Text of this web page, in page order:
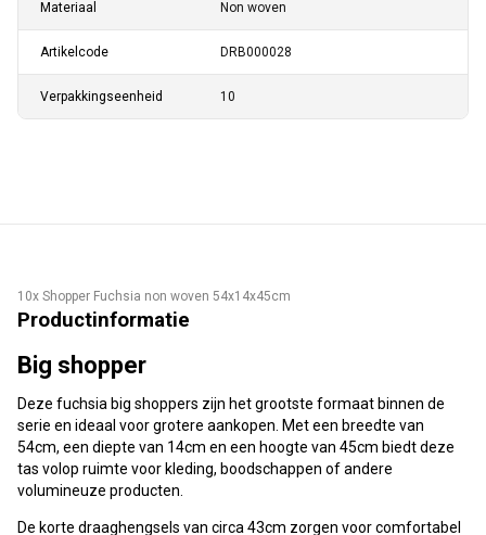
Materiaal Non woven
Artikelcode DRB000028
Verpakkingseenheid 10
10x Shopper Fuchsia non woven 54x14x45cm
Productinformatie
Big shopper
Deze fuchsia big shoppers zijn het grootste formaat binnen de
serie en ideaal voor grotere aankopen. Met een breedte van
54cm, een diepte van 14cm en een hoogte van 45cm biedt deze
tas volop ruimte voor kleding, boodschappen of andere
volumineuze producten.
De korte draaghengsels van circa 43cm zorgen voor comfortabel